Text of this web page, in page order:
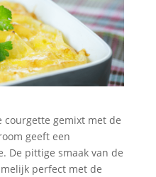
courgette gemixt met de
geeft een
De pittige smaak van de
perfect met de